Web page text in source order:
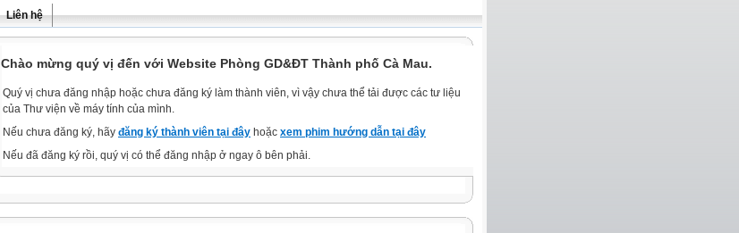
Liên hệ
Chào mừng quý vị đến với Website Phòng GD&ĐT Thành phố Cà Mau.
Quý vị chưa đăng nhập hoặc chưa đăng ký làm thành viên, vì vậy chưa thể tải được các tư liệu
của Thư viện về máy tính của mình.
Nếu chưa đăng ký, hãy đăng ký thành viên tại đây hoặc xem phim hướng dẫn tại đây
Nếu đã đăng ký rồi, quý vị có thể đăng nhập ở ngay ô bên phải.